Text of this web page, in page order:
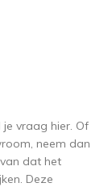
vraag hier. Of
neem dan
dat het
Deze